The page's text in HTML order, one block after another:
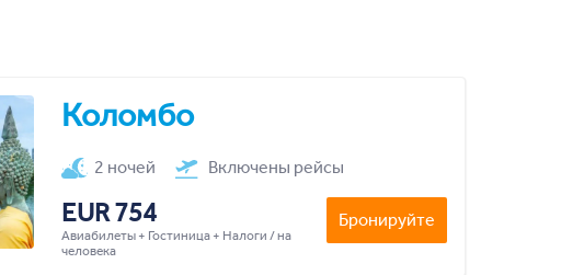
Коломбо
2 ночей Включены рейсы
EUR 754
Авиабилеты + Гостиница + Налоги / на
человека
Бронируйте